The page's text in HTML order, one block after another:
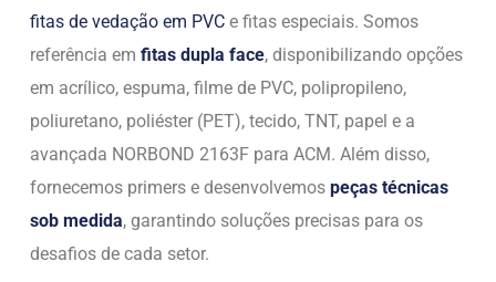
fitas de vedação em PVC e fitas especiais. Somos
referência em fitas dupla face, disponibilizando opções
em acrílico, espuma, filme de PVC, polipropileno,
poliuretano, poliéster (PET), tecido, TNT, papel e a
avançada NORBOND 2163F para ACM. Além disso,
fornecemos primers e desenvolvemos peças técnicas
sob medida, garantindo soluções precisas para os
desafios de cada setor.